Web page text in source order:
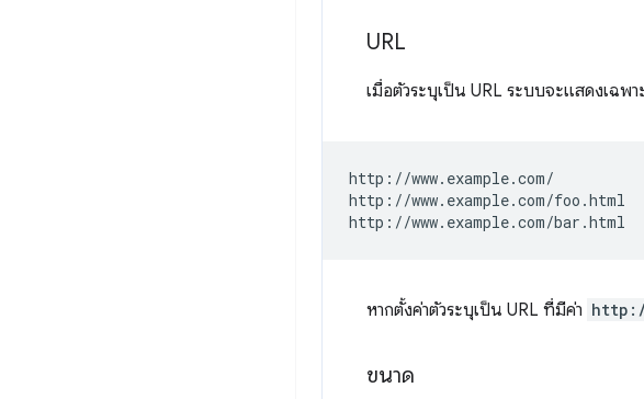
URL
เมื่อตัวระบุเป็น URL ระบบจะแสดงเฉ
http://www.example.com/
http://www.example.com/foo.html
หากตั้งค่าตัวระบุเป็น URL ที่มีค่า
ขนาด